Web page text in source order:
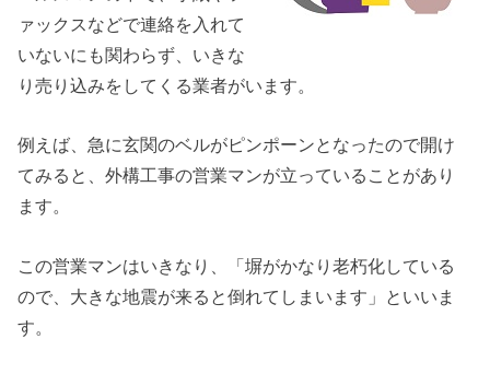
ァックスなどで連絡を入れて
いないにも関わらず、いきな
り売り込みをしてくる業者がいます。
例えば、急に玄関のベルがピンポーンとなったので開け
てみると、外構工事の営業マンが立っていることがあり
ます。
この営業マンはいきなり、「塀がかなり老朽化している
ので、大きな地震が来ると倒れてしまいます」といいま
す。